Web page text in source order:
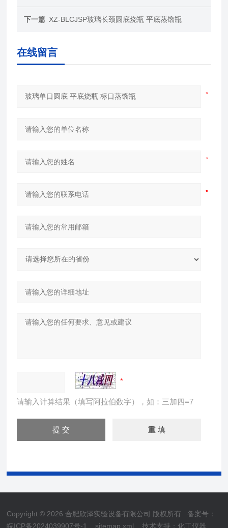
下一篇 XZ-BLCJSP玻璃长颈圆底烧瓶 平底蒸馏瓶
在线留言
请输入计算结果（填写阿拉伯数字），如：三加四=7
Copyright © 2026 合肥欣泽实验设备有限公司 版权所有 备案号：
皖ICP备2024039907号-1
sitemap.xml 技术支持：化工仪器